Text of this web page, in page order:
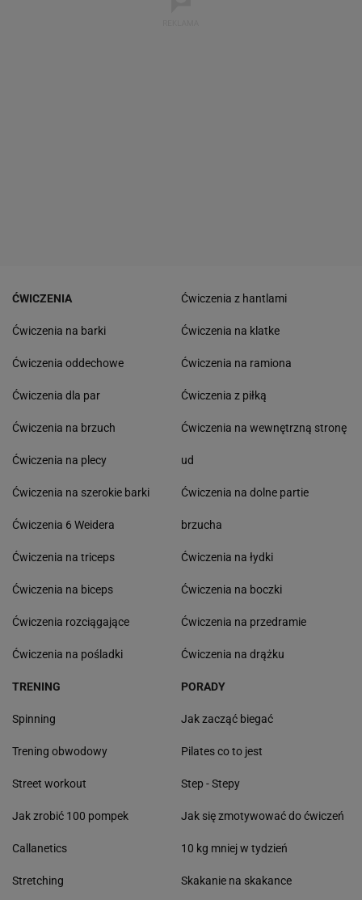
ĆWICZENIA
Ćwiczenia na barki
Ćwiczenia oddechowe
Ćwiczenia dla par
Ćwiczenia na brzuch
Ćwiczenia na plecy
Ćwiczenia na szerokie barki
Ćwiczenia 6 Weidera
Ćwiczenia na triceps
Ćwiczenia na biceps
Ćwiczenia rozciągające
Ćwiczenia na pośladki
Ćwiczenia z hantlami
Ćwiczenia na klatke
Ćwiczenia na ramiona
Ćwiczenia z piłką
Ćwiczenia na wewnętrzną stronę
ud
Ćwiczenia na dolne partie
brzucha
Ćwiczenia na łydki
Ćwiczenia na boczki
Ćwiczenia na przedramie
Ćwiczenia na drążku
TRENING
Spinning
Trening obwodowy
Street workout
Jak zrobić 100 pompek
Callanetics
Stretching
PORADY
Jak zacząć biegać
Pilates co to jest
Step - Stepy
Jak się zmotywować do ćwiczeń
10 kg mniej w tydzień
Skakanie na skakance